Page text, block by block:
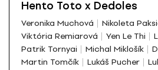
Hento Toto x Dedoles
Veronika Muchová
Nikoleta
Viktória Remiarová
Yen Le Thi
Patrik Tornyai
Michal Miklošík
Martin Tomčík
Lukáš Pucher